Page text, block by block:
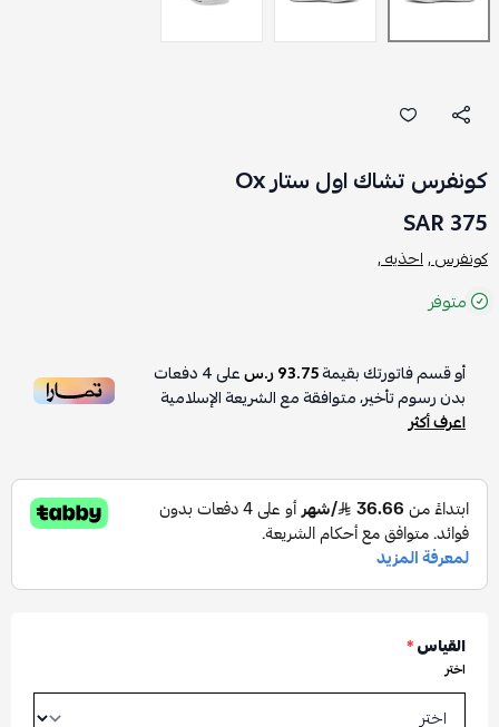
كونفرس تشاك اول ستار Ox
375 SAR
كونفرس ,احذيه ,
متوفر
أو قسم فاتورتك بقيمة93.75 ر.س على4دفعات
بدون رسوم تأخير، متوافقة مع الشريعة الإسلامية
اعرف أكثر
القياس*
اختر